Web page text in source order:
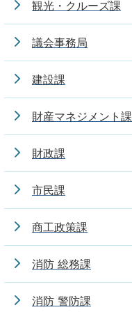
観光・クルーズ課
議会事務局
建設課
財産マネジメント課
財政課
市民課
商工政策課
消防 総務課
消防 警防課